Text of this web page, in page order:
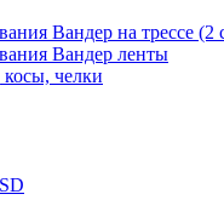
Вандер на трессе (2
Вандер ленты
челки